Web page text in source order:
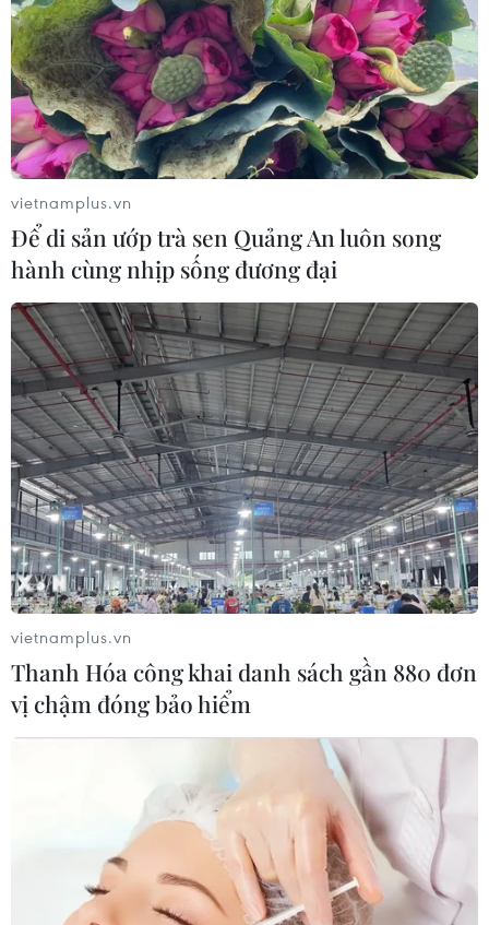
Bóng đá Nữ Việt Nam rút ra nhiều bài học
lớn sau World Cup 2023
02/08/2023 14:19
Qua những trận đấu tại Vòng chung kết FIFA World Cup
Nữ 2023, Bóng đá Nữ Việt Nam rút ra nhiều bài học lớn
để hướng tới mục tiêu trở lại giải đấu cấp độ thế giới
này trong tương lai gần.
vietnamplus.vn
Để di sản ướp trà sen Quảng An luôn song
hành cùng nhịp sống đương đại
vietnamplus.vn
Thanh Hóa công khai danh sách gần 880 đơn
vị chậm đóng bảo hiểm